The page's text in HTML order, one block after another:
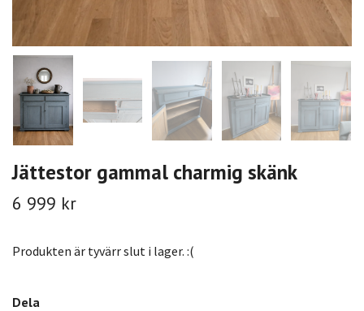
Jättestor gammal charmig skänk
6 999 kr
Produkten är tyvärr slut i lager. :(
Dela